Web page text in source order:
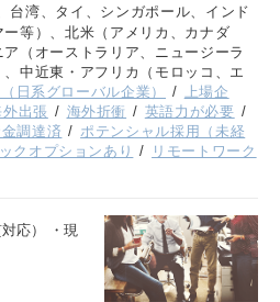
台湾、タイ、シンガポール、インド
等）、北米（アメリカ、カナダ
（オーストラリア、ニュージーラ
中近東・アフリカ（モロッコ、エ
日系グローバル企業）
上場企
外出張 海外折衝
英語力が必要
調達済
ポテンシャル採用（未経
クオプションあり
リモートワーク
応） ・現